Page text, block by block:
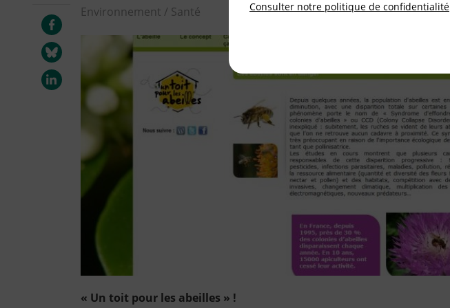
Environnement / Santé
« Un toit pour les abeilles » !
Consulter notre politique de confidentialité